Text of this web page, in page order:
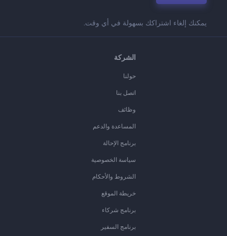
يمكنك إلغاء اشتراكك بسهولة في أي وقت.
الشركة
حولنا
اتصل بنا
وظائف
المساعدة والدعم
برنامج الإحالة
سياسة الخصوصية
الشروط والأحكام
خريطة الموقع
برنامج شركاء
برنامج السفير